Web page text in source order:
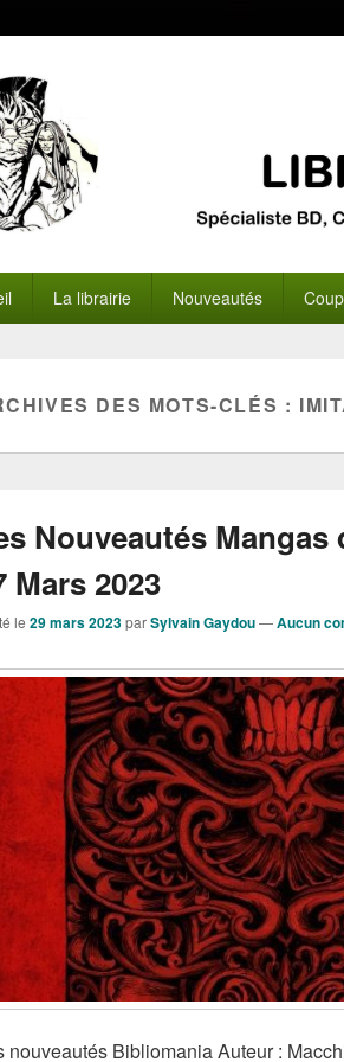
La librairie Nouveautés
DES MOTS-CLÉS :
Nouveautés Mangas
Mars 2023
le 29 mars 2023parSylvain Gaydou—Aucun
nouveautés Bibliomania Auteur :